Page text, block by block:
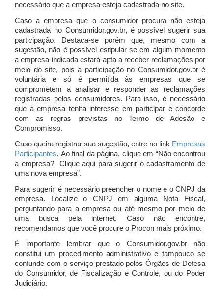
necessário que a empresa esteja cadastrada no site.
Caso a empresa que o consumidor procura não esteja
cadastrada no Consumidor.gov.br, é possível sugerir sua
participação. Destaca-se porém que, mesmo com a
sugestão, não é possível estipular se em algum momento
a empresa indicada estará apta a receber reclamações por
meio do site, pois a participação no Consumidor.gov.br é
voluntária e só é permitida às empresas que se
comprometem a analisar e responder as reclamações
registradas pelos consumidores. Para isso, é necessário
que a empresa tenha interesse em participar e concorde
com as regras previstas no Termo de Adesão e
Compromisso.
Caso queira registrar sua sugestão, entre no link Empresas
Participantes. Ao final da página, clique em “Não encontrou
a empresa? Clique aqui para sugerir o cadastramento de
uma nova empresa”.
Para sugerir, é necessário preencher o nome e o CNPJ da
empresa. Localize o CNPJ em alguma Nota Fiscal,
perguntando para a empresa ou até mesmo por meio de
uma busca pela internet. Caso não encontre,
recomendamos que você procure o Procon mais próximo.
É importante lembrar que o Consumidor.gov.br não
constitui um procedimento administrativo e tampouco se
confunde com o serviço prestado pelos Órgãos de Defesa
do Consumidor, de Fiscalização e Controle, ou do Poder
Judiciário.